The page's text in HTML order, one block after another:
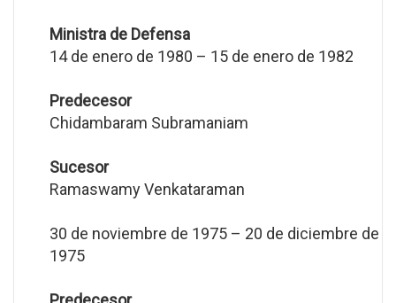
Ministra de Defensa
14 de enero de 1980 – 15 de enero de 1982
Predecesor
Chidambaram Subramaniam
Sucesor
Ramaswamy Venkataraman
30 de noviembre de 1975 – 20 de diciembre de
1975